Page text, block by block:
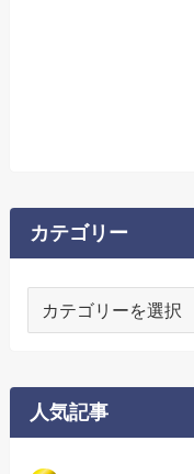
カテゴリー
ー
人気記事